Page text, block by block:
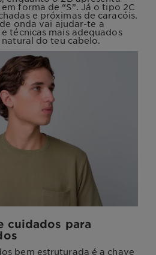
forma de “S”. Já o tipo 2C
e próximas de caracóis.
onda vai ajudar-te a
técnicas mais adequados
do teu cabelo.
cuidados para
bem estruturada é a chave